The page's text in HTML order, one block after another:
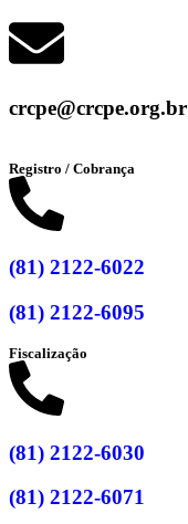
crcpe@crcpe.org.br
Registro / Cobrança
(81) 2122-6022
(81) 2122-6095
Fiscalização
(81) 2122-6030
(81) 2122-6071